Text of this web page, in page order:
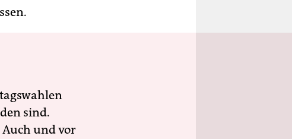
sind.
und vor